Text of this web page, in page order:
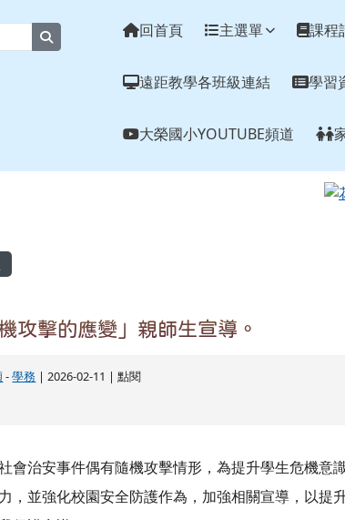
小全球資訊網
回首頁 主選單 課程
遠距教學各班級連結 學習
大榮國小YOUTUBE頻道
域
攻擊的應變」親師生宣導。
-學務 | 2026-02-11 | 點閱
會治安事件偶有隨機攻擊情形，為提升學生危機意
，並強化校園安全防護作為，加強相關宣導，以提